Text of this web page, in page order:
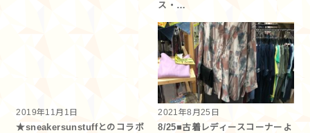
ス・…
2019年11月1日
★sneakersunstuffとのコラボ
2021年8月25日
8/25■古着レディースコーナーよ